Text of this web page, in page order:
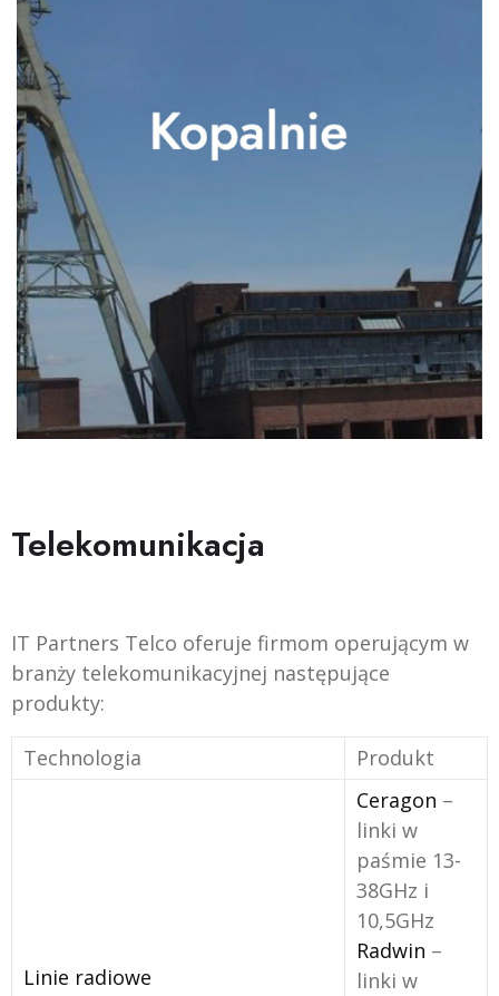
Telekomunikacja
IT Partners Telco oferuje firmom operującym w
branży telekomunikacyjnej następujące
produkty:
Technologia Produkt
Linie radiowe
Ceragon –
linki w
paśmie 13-
38GHz i
10,5GHz
Radwin –
linki w